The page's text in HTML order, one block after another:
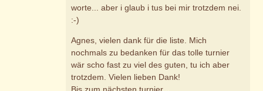
worte... aber i glaub i tus bei mir trotzdem nei.
:-)
Agnes, vielen dank für die liste. Mich
nochmals zu bedanken für das tolle turnier
wär scho fast zu viel des guten, tu ich aber
trotzdem. Vielen lieben Dank!